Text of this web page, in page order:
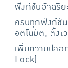
ฟังก์ชันอัจฉริย
ครบทุกฟังก์ชั
อัตโนมัติ, ตั้งเ
เพิ่มความปล
Lock)